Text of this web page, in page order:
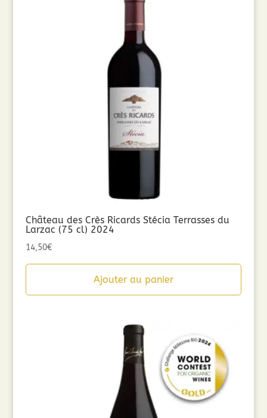
Château des Crès Ricards Stécia Terrasses du
Larzac (75 cl) 2024
14,50€
Ajouter au panier